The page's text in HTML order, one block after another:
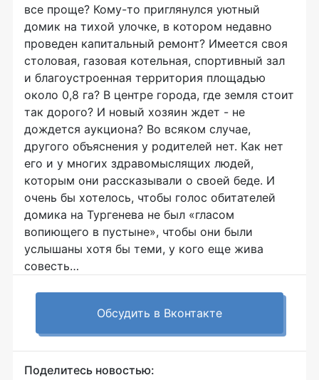
все проще? Кому-то приглянулся уютный
домик на тихой улочке, в котором недавно
проведен капитальный ремонт? Имеется своя
столовая, газовая котельная, спортивный зал
и благоустроенная территория площадью
около 0,8 га? В центре города, где земля стоит
так дорого? И новый хозяин ждет - не
дождется аукциона? Во всяком случае,
другого объяснения у родителей нет. Как нет
его и у многих здравомыслящих людей,
которым они рассказывали о своей беде. И
очень бы хотелось, чтобы голос обитателей
домика на Тургенева не был «гласом
вопиющего в пустыне», чтобы они были
услышаны хотя бы теми, у кого еще жива
совесть…
Обсудить в Вконтакте
Поделитесь новостью: